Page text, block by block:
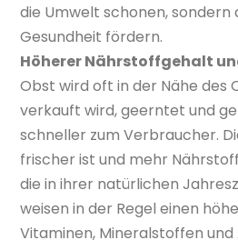
die Umwelt schonen, sondern
Gesundheit fördern.
Höherer Nährstoffgehalt
Obst wird oft in der Nähe des
verkauft wird, geerntet und
schneller zum Verbraucher.
frischer ist und mehr
die in ihrer natürlichen
weisen in der Regel einen
Vitaminen, Mineralstoffen